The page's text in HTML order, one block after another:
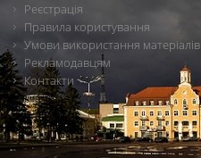
Реєстрація
Правила користування
Умови використання матеріалів
Рекламодавцям
Контакти